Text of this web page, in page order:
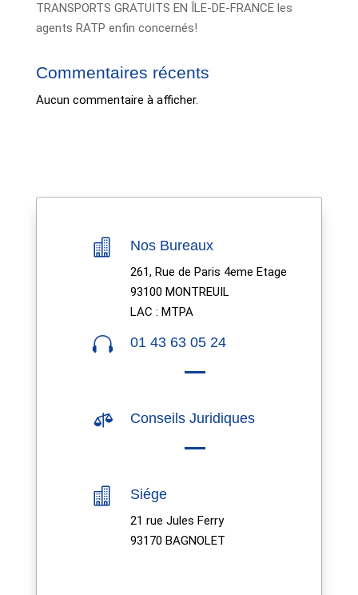
TRANSPORTS GRATUITS EN ÎLE-DE-FRANCE les
agents RATP enfin concernés!
Commentaires récents
Aucun commentaire à afficher.
 Nos Bureaux
261, Rue de Paris 4eme Etage
93100 MONTREUIL
LAC : MTPA
 01 43 63 05 24
 Conseils Juridiques
 Siége
21 rue Jules Ferry
93170 BAGNOLET